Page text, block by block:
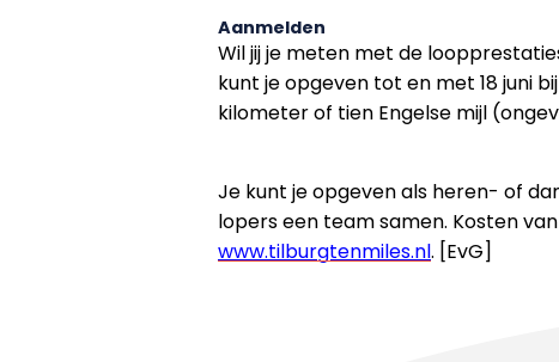
Aanmelden
Wil jij je meten met de
kunt je opgeven tot en met 18 juni
kilometer of tien Engelse mijl
Je kunt je opgeven als heren- of
lopers een team samen. Kosten
www.tilburgtenmiles.nl. [EvG]